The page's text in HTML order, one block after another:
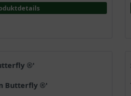
®'
Butterfly ®'